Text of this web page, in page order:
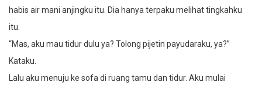
habis air mani anjingku itu. Dia hanya terpaku melihat tingkahku
itu.
“Mas, aku mau tidur dulu ya? Tolong pijetin payudaraku, ya?”
Kataku.
Lalu aku menuju ke sofa di ruang tamu dan tidur. Aku mulai